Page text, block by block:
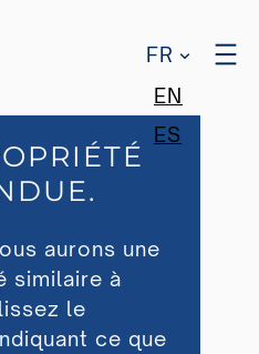
FR
EN
ES
aurons une
similaire à
le
ce que